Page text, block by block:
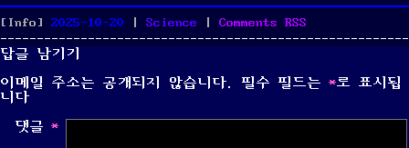
[Info] Posted
on
2025-10-20 Categories
Science Comments RSS
답글 남기기
이메일 주소는 공개되지 않습니다.
필수 필드는 *로 표시됩
니다
댓글 *